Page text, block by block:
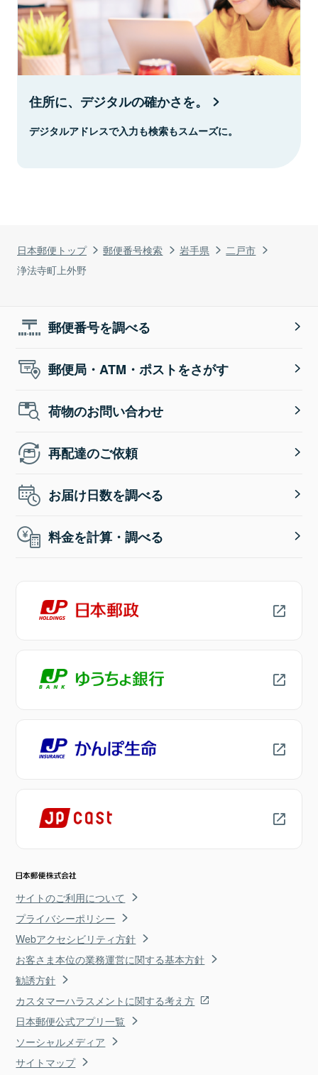
日本郵便トップ 郵便番号検索 岩手県
二戸市
浄法寺町上外野
住所に、デジタルの確かさを。
デジタルアドレスで入力も検索もスムーズに。
郵便番号を調べる
郵便局・ATM・ポストをさがす
荷物のお問い合わせ
再配達のご依頼
お届け日数を調べる
料金を計算・調べる
サイトのご利用について
プライバシーポリシー
Webアクセシビリティ方針
お客さま本位の業務運営に関する基本方針
勧誘方針
カスタマーハラスメントに関する考え方
日本郵便公式アプリ一覧
ソーシャルメディア
サイトマップ